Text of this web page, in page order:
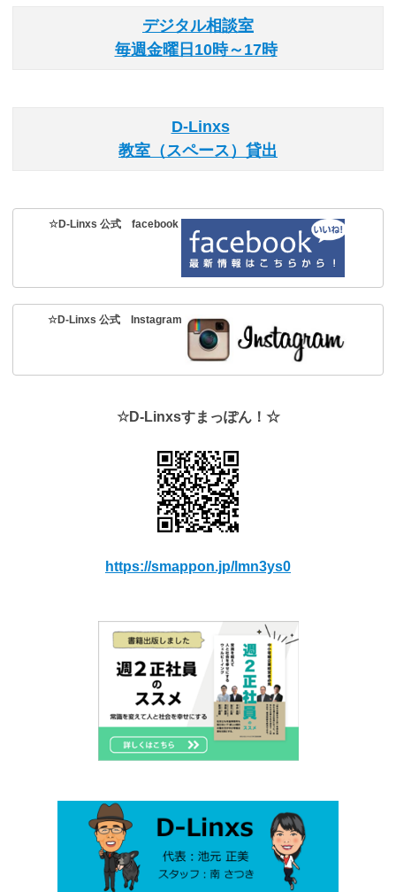
デジタル相談室
毎週金曜日10時～17時
D-Linxs
教室（スペース）貸出
☆D-Linxs 公式 facebook
☆D-Linxs 公式 Instagram
☆D-Linxsすまっぽん！☆
https://smappon.jp/lmn3ys0